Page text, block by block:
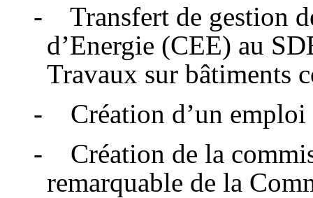
- Transfert de gestion
d’Energie (CEE) au
Travaux sur bâtiments
- Création d’un emploi
- Création de la
remarquable de la